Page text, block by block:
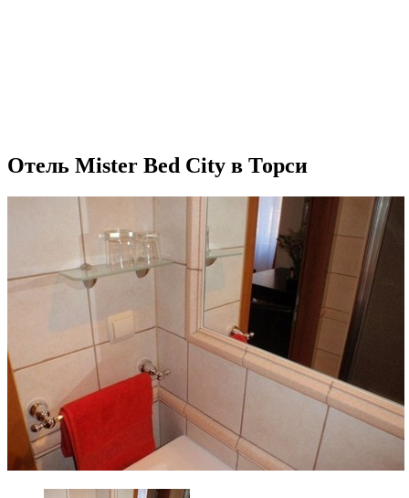
Отель Mister Bed City в Торси